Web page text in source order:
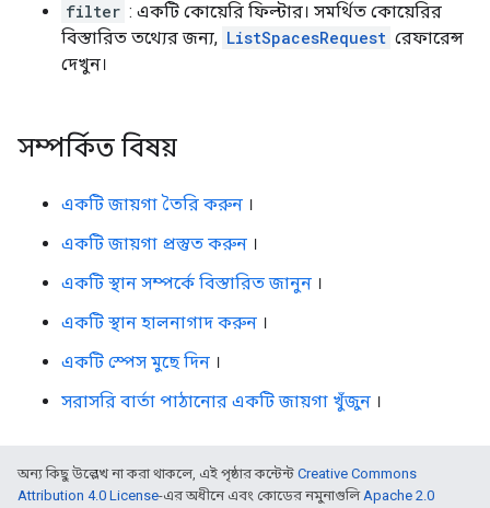
filter : একটি কোয়েরি ফিল্টার। সমর্থিত কোয়েরির
বিস্তারিত তথ্যের জন্য, ListSpacesRequest রেফারেন্স
দেখুন।
সম্পর্কিত বিষয়
একটি জায়গা তৈরি করুন ।
একটি জায়গা প্রস্তুত করুন ।
একটি স্থান সম্পর্কে বিস্তারিত জানুন ।
একটি স্থান হালনাগাদ করুন ।
একটি স্পেস মুছে দিন ।
সরাসরি বার্তা পাঠানোর একটি জায়গা খুঁজুন ।
অন্য কিছু উল্লেখ না করা থাকলে, এই পৃষ্ঠার কন্টেন্ট Creative Commons
Attribution 4.0 License-এর অধীনে এবং কোডের নমুনাগুলিApache 2.0